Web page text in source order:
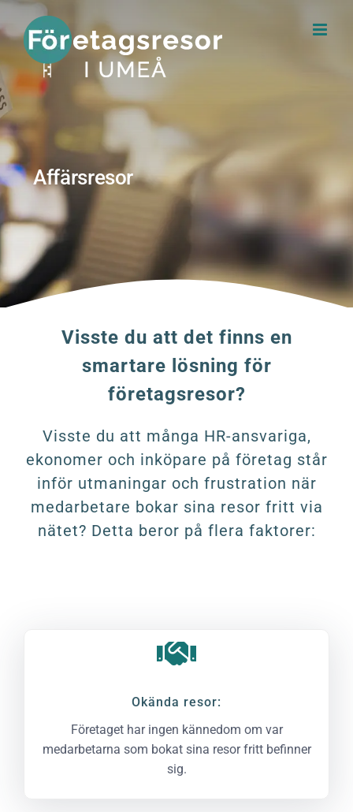
Fortsätt
till
innehållet
Affärsresor
Visste du att det finns en
smartare lösning för
företagsresor?
Visste du att många HR-ansvariga,
ekonomer och inköpare på företag står
inför utmaningar och frustration när
medarbetare bokar sina resor fritt via
nätet? Detta beror på flera faktorer:
Okända resor:
Företaget har ingen kännedom om var
medarbetarna som bokat sina resor fritt befinner
sig.